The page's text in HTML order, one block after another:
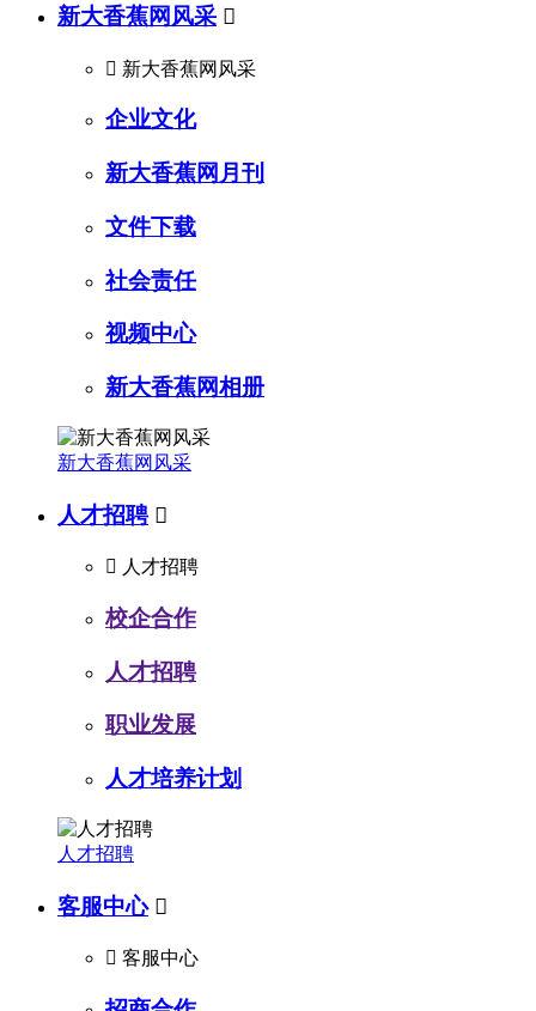
新大香蕉网风采 
 新大香蕉网风采
企业文化
新大香蕉网月刊
文件下载
社会责任
视频中心
新大香蕉网相册
新大香蕉网风采
人才招聘 
 人才招聘
校企合作
人才招聘
职业发展
人才培养计划
人才招聘
客服中心 
 客服中心